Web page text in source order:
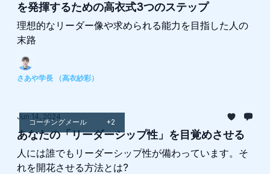
を発揮するための高衣式3つのステップ
理想的なリーダー像や求められる能力を目指した人の
末路
さあや学長 （高衣紗彩）
コーチングメール +2
Jun 14, 2024
あなたの「リーダーシップ性」を目覚めさせる
人には誰でもリーダーシップ性が備わっています。そ
れを開花させる方法とは?